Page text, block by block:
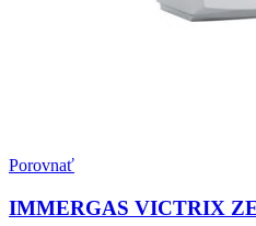
Porovnať
IMMERGAS VICTRIX